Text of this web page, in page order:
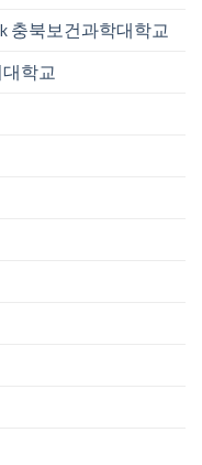
충북보건과학대학교
대학교